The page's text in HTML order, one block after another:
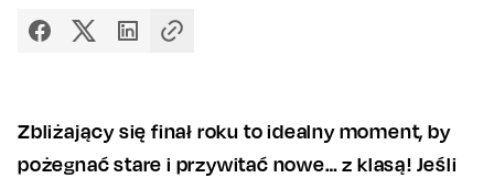
Zbliżający się finał roku to idealny moment, by
pożegnać stare i przywitać nowe… z klasą! Jeśli